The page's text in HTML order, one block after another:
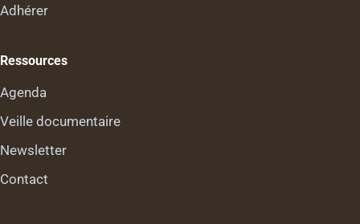
Adhérer
Ressources
Agenda
Veille documentaire
Newsletter
Contact